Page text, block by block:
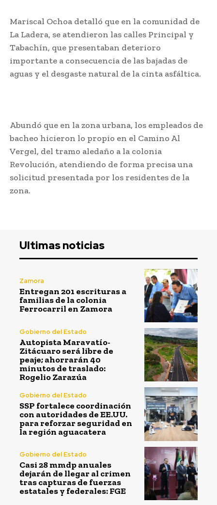
Mariscal Ochoa detalló que en la comunidad de
La Ladera, se atendieron las calles Principal y
Tabachín, que presentaban deterioro
importante a consecuencia de las bajadas de
aguas y el desgaste natural de la cinta asfáltica.
Abundó que en la zona urbana, los empleados de
bacheo hicieron lo propio en el Camino Al
Vergel, del tramo aledaño a la colonia
Revolución, atendiendo de forma precisa una
solicitud presentada por los residentes de la
zona.
Ultimas noticias
Zamora
Entregan 201 escrituras a
familias de la colonia
Ferrocarril en Zamora
Gobierno del Estado
Autopista Maravatío-
Zitácuaro será libre de
peaje; ahorrarán 40
minutos de traslado:
Rogelio Zarazúa
Gobierno del Estado
SSP fortalece coordinación
con autoridades de EE.UU.
para reforzar seguridad en
la región aguacatera
Gobierno del Estado
Casi 28 mmdp anuales
dejarán de llegar al crimen
tras capturas de fuerzas
estatales y federales: FGE